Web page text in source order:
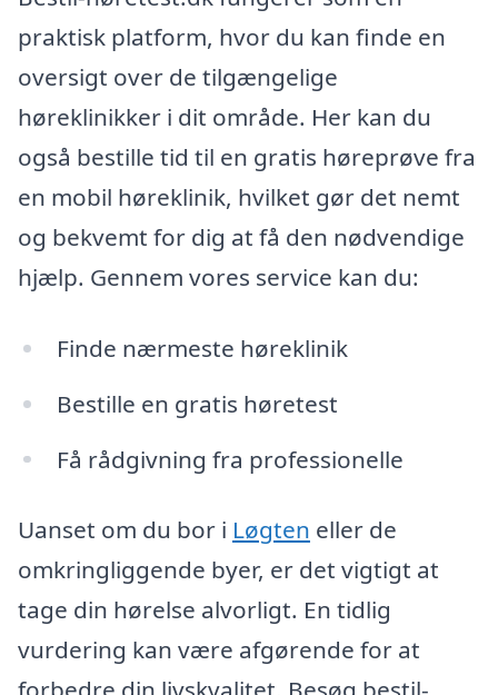
praktisk platform, hvor du kan finde en
oversigt over de tilgængelige
høreklinikker i dit område. Her kan du
også bestille tid til en gratis høreprøve fra
en mobil høreklinik, hvilket gør det nemt
og bekvemt for dig at få den nødvendige
hjælp. Gennem vores service kan du:
Finde nærmeste høreklinik
Bestille en gratis høretest
Få rådgivning fra professionelle
Uanset om du bor i Løgten eller de
omkringliggende byer, er det vigtigt at
tage din hørelse alvorligt. En tidlig
vurdering kan være afgørende for at